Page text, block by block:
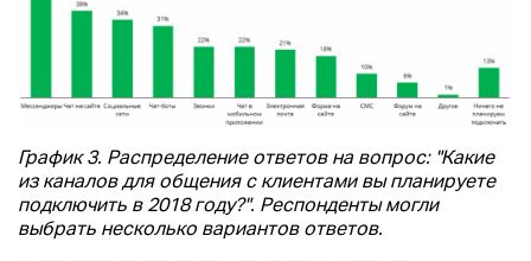
График 3. Распределение ответов на вопрос: "Какие
из каналов для общения с клиентами вы планируете
подключить в 2018 году?". Респонденты могли
выбрать несколько вариантов ответов.